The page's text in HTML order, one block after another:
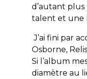
d’autant plus
talent et une
J’ai fini par
Osborne,
Si l’album
diamètre au